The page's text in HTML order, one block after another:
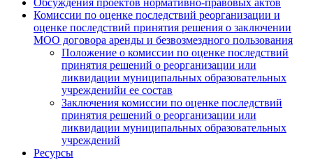
Обсуждения проектов нормативно-правовых актов
Комиссии по оценке последствий реорганизации и
оценке последствий принятия решения о заключении
МОО договора аренды и безвозмездного пользования
Положение о комиссии по оценке последствий
принятия решений о реорганизации или
ликвидации муниципальных образовательных
учрежденийи ее состав
Заключения комиссии по оценке последствий
принятия решений о реорганизации или
ликвидации муниципальных образовательных
учреждений
Ресурсы